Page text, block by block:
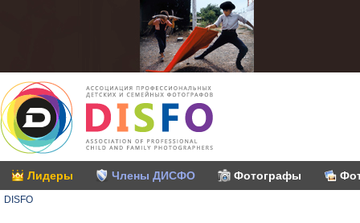
Лидеры Члены ДИСФО Фотографы
DISFO